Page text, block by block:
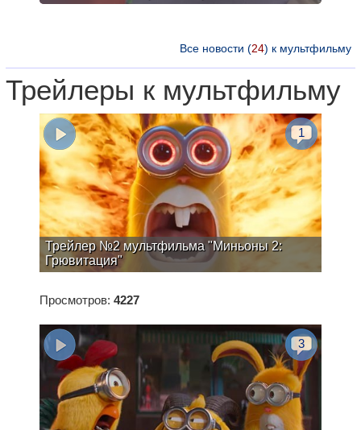
Все новости (24) к мультфильму
Трейлеры к мультфильму
Трейлер №2 мультфильма "Миньоны 2:
Грювитация"
1
Просмотров: 4227
3